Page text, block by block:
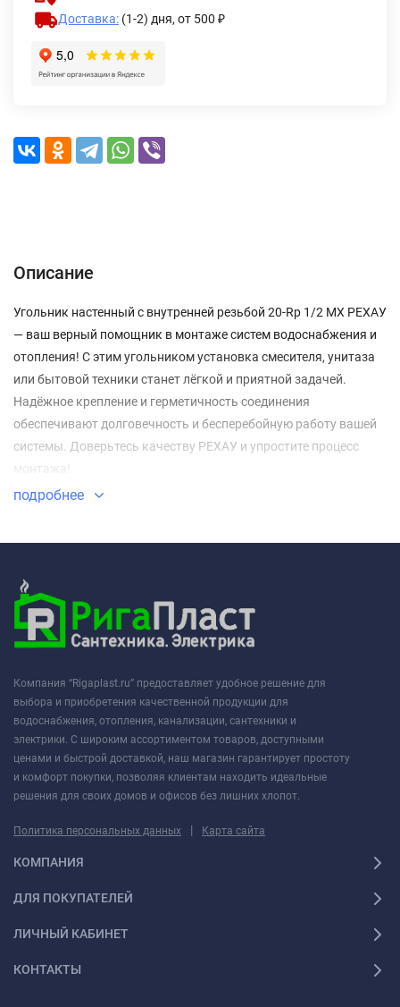
Доставка: (1-2) дня, от 500 ₽
Описание
Угольник настенный с внутренней резьбой 20-Rp 1/2 MX РЕХАУ
— ваш верный помощник в монтаже систем водоснабжения и
отопления! С этим угольником установка смесителя, унитаза
или бытовой техники станет лёгкой и приятной задачей.
Надёжное крепление и герметичность соединения
обеспечивают долговечность и бесперебойную работу вашей
системы. Доверьтесь качеству РЕХАУ и упростите процесс
монтажа!
подробнее
Компания “Rigaplast.ru” предоставляет удобное решение для
выбора и приобретения качественной продукции для
водоснабжения, отопления, канализации, сантехники и
электрики. С широким ассортиментом товаров, доступными
ценами и быстрой доставкой, наш магазин гарантирует простоту
и комфорт покупки, позволяя клиентам находить идеальные
решения для своих домов и офисов без лишних хлопот.
Политика персональных данных | Карта сайта
КОМПАНИЯ
ДЛЯ ПОКУПАТЕЛЕЙ
ЛИЧНЫЙ КАБИНЕТ
КОНТАКТЫ